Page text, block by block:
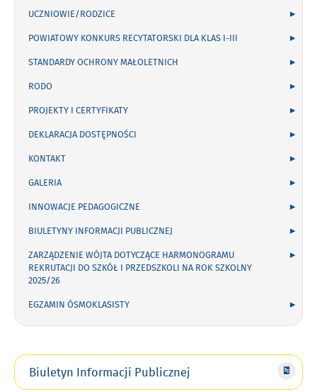
UCZNIOWIE/RODZICE
POWIATOWY KONKURS RECYTATORSKI DLA KLAS I-III
STANDARDY OCHRONY MAŁOLETNICH
RODO
PROJEKTY I CERTYFIKATY
DEKLARACJA DOSTĘPNOŚCI
KONTAKT
GALERIA
INNOWACJE PEDAGOGICZNE
BIULETYNY INFORMACJI PUBLICZNEJ
ZARZĄDZENIE WÓJTA DOTYCZĄCE HARMONOGRAMU
REKRUTACJI DO SZKÓŁ I PRZEDSZKOLI NA ROK SZKOLNY
2025/26
EGZAMIN ÓSMOKLASISTY
Biuletyn Informacji Publicznej